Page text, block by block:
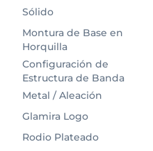
Sólido
Montura de Base en
Horquilla
Configuración de
Estructura de Banda
Metal / Aleación
Glamira Logo
Rodio Plateado